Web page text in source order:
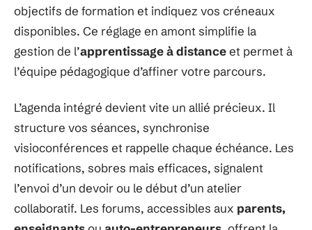
objectifs de formation et indiquez vos créneaux
disponibles. Ce réglage en amont simplifie la
gestion de l’apprentissage à distanceet permet à
l’équipe pédagogique d’affiner votre parcours.
L’agenda intégré devient vite un allié précieux. Il
structure vos séances, synchronise
visioconférences et rappelle chaque échéance. Les
notifications, sobres mais efficaces, signalent
l’envoi d’un devoir ou le début d’un atelier
collaboratif. Les forums, accessibles aux parents,